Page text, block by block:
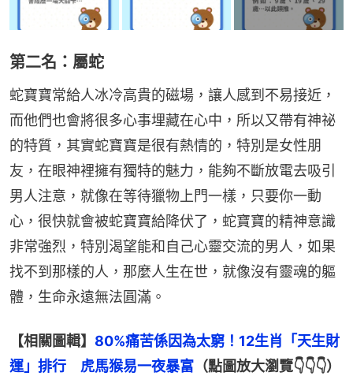
第二名：屬蛇
蛇寶寶常給人冰冷高貴的磁場，讓人感到不易接近，
而他們也會將很多心事埋藏在心中，所以又帶有神祕
的特質，其實蛇寶寶是很有熱情的，特別是女性朋
友，在眼神裡擁有獨特的魅力，能夠不斷放電去吸引
男人注意，就像在等待獵物上門一樣，只要你一動
心，很快就會被蛇寶寶給降伏了，蛇寶寶的精神意識
非常強烈，特別渴望能和自己心靈交流的男人，如果
找不到那樣的人，那麼人生在世，就像沒有靈魂的軀
體，生命永遠無法圓滿。
【相關圖輯】 80%痛苦係因為太窮！12生肖「天生財
運」排行　虎馬猴易一夜暴富 （點圖放大瀏覽👇👇👇）